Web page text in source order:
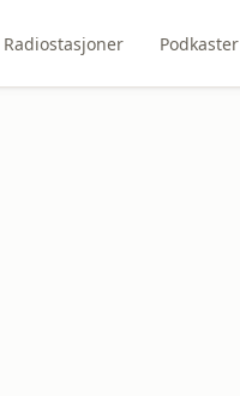
Radiostasjoner Podkaster